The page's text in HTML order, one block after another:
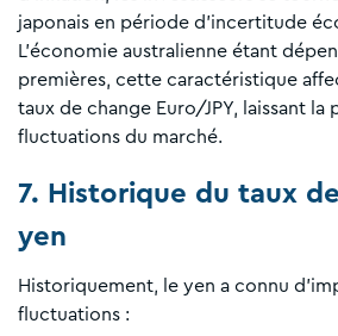
japonais en période d'incertitude
L'économie australienne étant
premières, cette caractéristique
taux de change Euro/JPY, laissant la
fluctuations du marché.
7. Historique du taux
yen
Historiquement, le yen a connu
fluctuations :